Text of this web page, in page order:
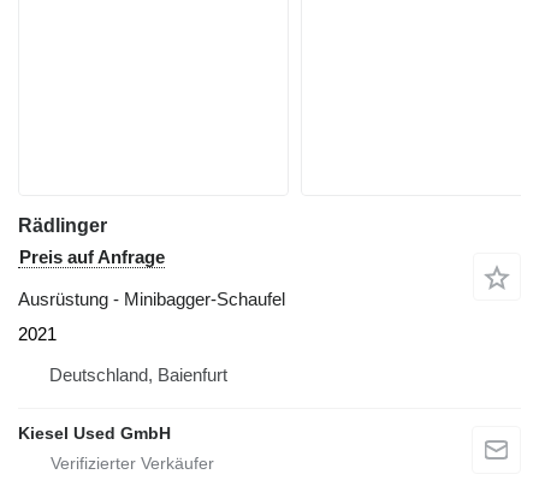
Rädlinger
Preis auf Anfrage
Ausrüstung - Minibagger-Schaufel
2021
Deutschland, Baienfurt
Kiesel Used GmbH